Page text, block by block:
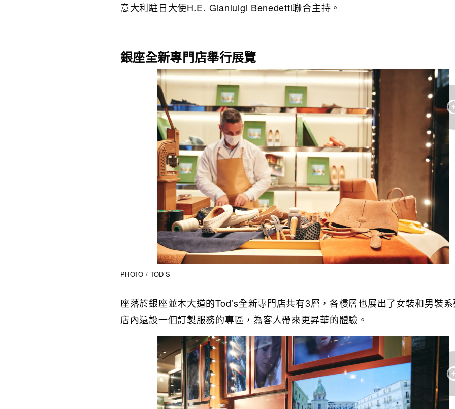
意大利駐日大使H.E. Gianluigi Benedetti聯合主持。
銀座全新專門店舉行展覽
PHOTO / TOD’S
座落於銀座並木大道的Tod’s全新專門店共有3層，各樓層也展出了女裝和男裝
店內還設一個訂製服務的專區，為客人帶來更昇華的體驗。